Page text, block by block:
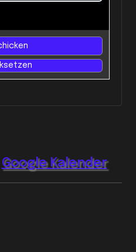
Google Kalender